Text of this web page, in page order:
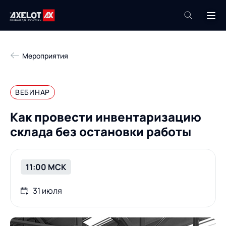
Техподдержка
Продукты
Роботизация
Академия
База знаний
Услуги
Пресс-центр
О компании
Мероприятия
ВЕБИНАР
Как провести инвентаризацию
склада без остановки работы
11:00 МСК
31 июля